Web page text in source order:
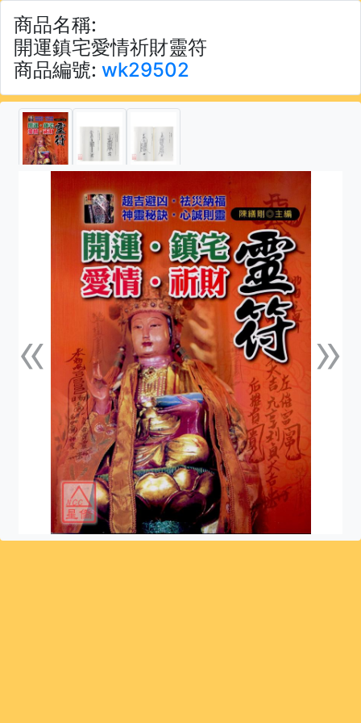
商品名稱:
開運鎮宅愛情祈財靈符
商品編號: wk29502
«上一張 »下一